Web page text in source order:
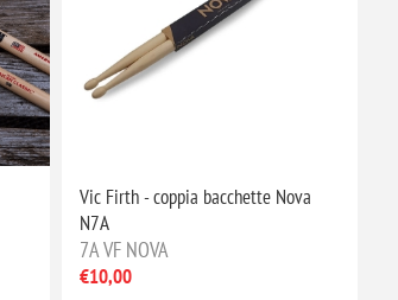
Vic Firth - coppia bacchette Nova
N7A
7A VF NOVA
€10,00